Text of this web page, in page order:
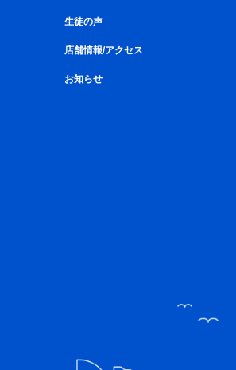
生徒の声
店舗情報/アクセス
お知らせ